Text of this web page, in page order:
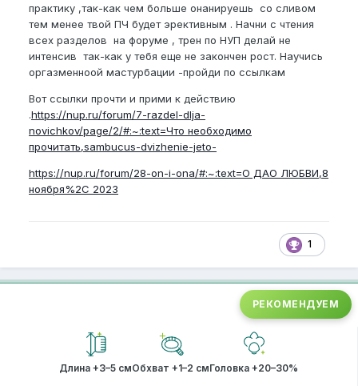
практику ,так-как чем больше онанируешь со сливом
тем менее твой ПЧ будет эрективным . Начни с чтения
всех разделов на форуме , трен по НУП делай не
интенсив так-как у тебя еще не закончен рост. Научись
оргазменноой мастурбации -пройди по ссылкам
Вот ссылки прочти и прими к действию
.https://nup.ru/forum/7-razdel-dlja-
novichkov/page/2/#:~:text=Что необходимо
прочитать,sambucus-dvizhenie-jeto-
https://nup.ru/forum/28-on-i-ona/#:~:text=О ДАО ЛЮБВИ,8
ноября%2C 2023
1
РЕКОМЕНДУЕМ
Длина +3–5 смОбхват +1–2 смГоловка +20–30%